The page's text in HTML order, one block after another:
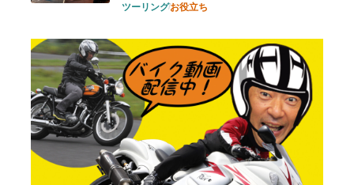
ツーリングお役立ち